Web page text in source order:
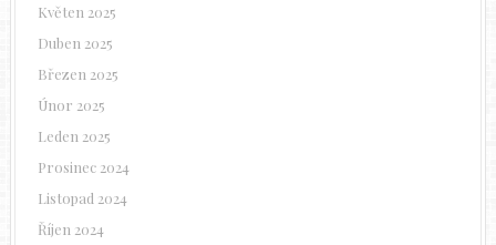
Květen 2025
Duben 2025
Březen 2025
Únor 2025
Leden 2025
Prosinec 2024
Listopad 2024
Říjen 2024